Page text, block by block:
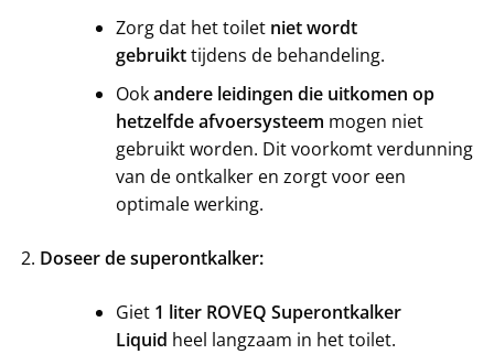
Zorg dat het toilet niet wordt
gebruikttijdens de behandeling.
Ookandere leidingen die uitkomen op
hetzelfde afvoersysteem mogen niet
gebruikt worden. Dit voorkomt verdunning
van de ontkalker en zorgt voor een
optimale werking.
Doseer de superontkalker:
Giet 1 liter ROVEQ Superontkalker
Liquid heel langzaam in het toilet.